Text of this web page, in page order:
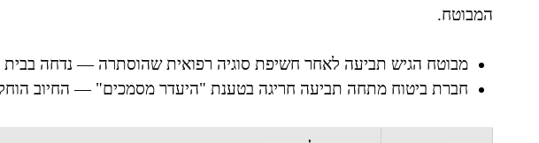
המבוטח.
מבוטח הגיש תביעה לאחר חשיפת סוגיה רפואית שהוסתרה — נדחה
חברת ביטוח מתחה תביעה חריגה בטענת "היעדר מסמכים" — החיוב